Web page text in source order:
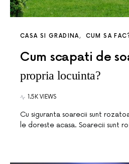
CASA SI GRADINA CUM SA
Cum scapati de
propria locuinta?
1.5K VIEWS
Cu siguranta soarecii sunt
le doreste acasa. Soarecii sunt